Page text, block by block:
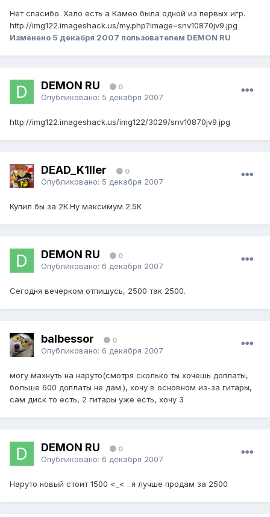
Нет спасибо. Хало есть а Камео была одной из первых игр.
http://img122.imageshack.us/my.php?image=snv10870jv9.jpg
Изменено 5 декабря 2007 пользователем DEMON RU
DEMON RU 0
Опубликовано: 5 декабря 2007
http://img122.imageshack.us/img122/3029/snv10870jv9.jpg
DEAD_K1ller 0
Опубликовано: 5 декабря 2007
Купил бы за 2К.Ну максимум 2.5К
DEMON RU 0
Опубликовано: 6 декабря 2007
Сегодня вечерком отпишусь, 2500 так 2500.
balbessor 0
Опубликовано: 6 декабря 2007
могу махнуть на наруто(смотря сколько ты хочешь доплаты,
больше 600 доплаты не дам.), хочу в основном из-за гитары,
сам диск то есть, 2 гитары уже есть, хочу 3
DEMON RU 0
Опубликовано: 6 декабря 2007
Наруто новый стоит 1500 <_< . я лучше продам за 2500